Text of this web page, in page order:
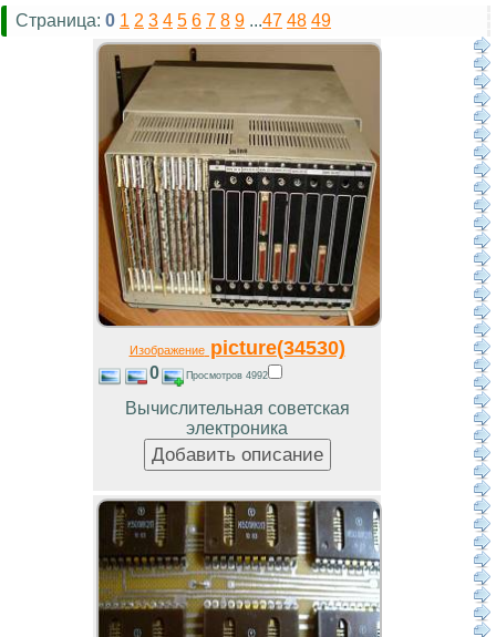
Страница: 0 1 2 3 4 5 6 7 8 9 ...47 48 49
Изображениеpicture(34530)
0 Просмотров 4992
Вычислительная советская
электроника